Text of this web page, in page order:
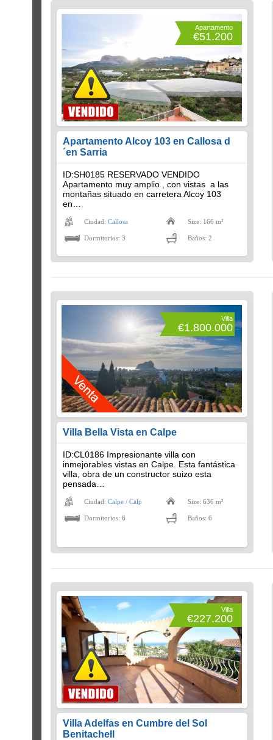
Apartamento
€51.200
Apartamento Alcoy 103 en Callosa d
´en Sarria
ID:SH0185 RESERVADO VENDIDO
Apartamento muy amplio , con vistas a las
montañas situado en carretera Alcoy 103
en…
Ciudad: Callosa Size: 166 m²
Dormitorios: 3 Baños: 2
Villa
€1.800.000
Villa Bella Vista en Calpe
ID:CL0186 Impresionante villa con
inmejorables vistas en Calpe. Esta fantástica
villa, obra de un constructor suizo esta
pensada…
Ciudad: Calpe / Calp Size: 636 m²
Dormitorios: 6 Baños: 6
Villa
€227.200
Villa Adelfas en Cumbre del Sol
Benitachell